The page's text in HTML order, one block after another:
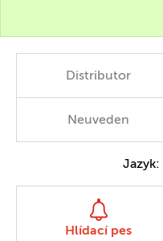
Distributor
Neuveden
Jazyk:
Hlídací pes